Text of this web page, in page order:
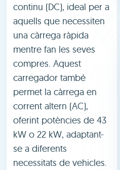
continu (DC), ideal per a
aquells que necessiten
una càrrega ràpida
mentre fan les seves
compres. Aquest
carregador també
permet la càrrega en
corrent altern (AC),
oferint potències de 43
kW o 22 kW, adaptant-
se a diferents
necessitats de vehicles.